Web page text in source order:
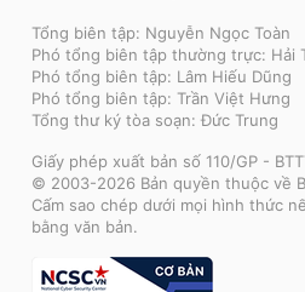
Tổng biên tập: Nguyễn Ngọc Toàn
Phó tổng biên tập thường trực: Hải
Phó tổng biên tập: Lâm Hiếu Dũng
Phó tổng biên tập: Trần Việt Hưng
Tổng thư ký tòa soạn: Đức Trung
Giấy phép xuất bản số 110/GP -
© 2003-2026 Bản quyền thuộc về
Cấm sao chép dưới mọi hình thức
bằng văn bản.